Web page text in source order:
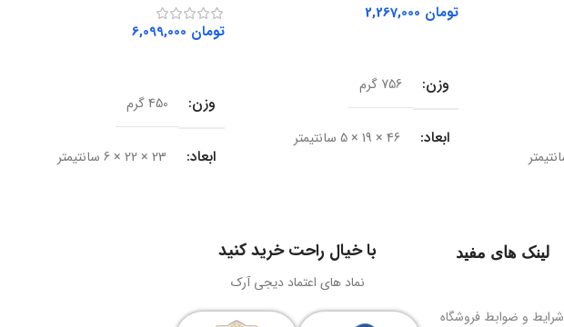
تومان
وزن 756 گرم
ابعاد 46 × 19 × 5 سانتیمتر
باسیم
تومان
وزن 450 گرم
ابعاد 23 × 22 × 6 سانتیمتر
نوع اتصال
لینک های مفید
شرایط و ضوابط فروشگاه
با خیال راحت خرید کنید
نماد های اعتماد دیجی آرک